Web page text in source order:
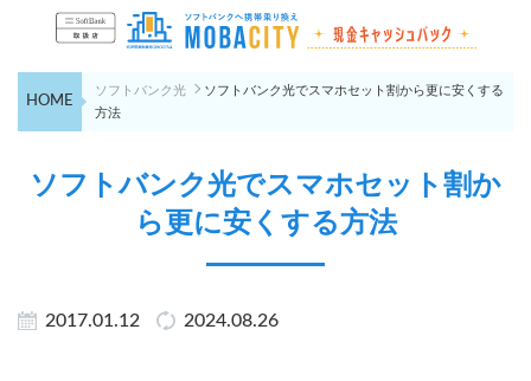
HOME
ソフトバンク光
ソフトバンク光でスマホセット割から更に安くする
方法
ソフトバンク光でスマホセット割か
ら更に安くする方法
2017.01.12 2024.08.26